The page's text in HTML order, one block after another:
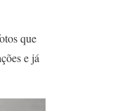
que
e já